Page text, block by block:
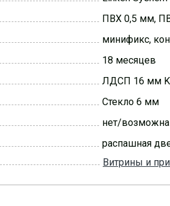
ПВХ 0,5 мм,
минификс,
18 месяцев
ЛДСП 16 мм
Стекло 6 мм
нет/возможна
распашная
Витрины и